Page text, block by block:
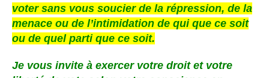
voter sans vous soucier de la répression, de la
menace ou de l’intimidation de qui que ce soit
ou de quel parti que ce soit.
Je vous invite à exercer votre droit et votre